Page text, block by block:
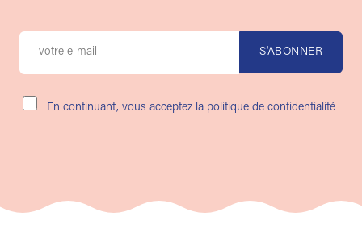
En continuant, vous acceptez la politique de confidentialité